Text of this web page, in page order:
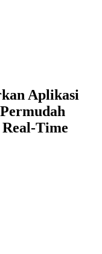
Aplikasi
Time